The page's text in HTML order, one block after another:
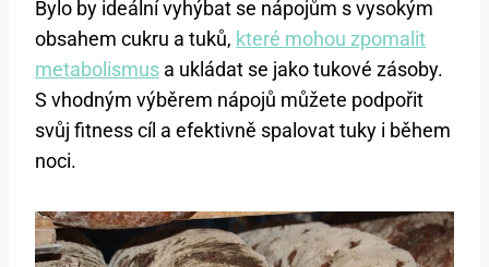
Bylo by ideální vyhýbat se nápojům s vysokým
obsahem cukru a tuků, které mohou zpomalit
metabolismus a ukládat se jako tukové zásoby.
S vhodným výběrem nápojů můžete podpořit
svůj fitness cíl a efektivně spalovat tuky i během
noci.